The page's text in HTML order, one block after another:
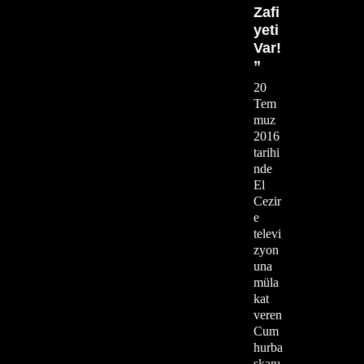
Zafi
yeti
Var!
”
20
Tem
muz
2016
tarihi
nde
El
Cezir
e
televi
zyon
una
müla
kat
veren
Cum
hurba